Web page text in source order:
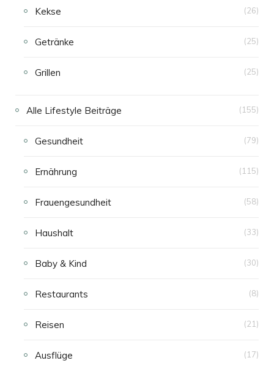
Kekse (26)
Getränke (25)
Grillen (25)
Alle Lifestyle Beiträge (155)
Gesundheit (79)
Ernährung (115)
Frauengesundheit (58)
Haushalt (33)
Baby & Kind (30)
Restaurants (8)
Reisen (21)
Ausflüge (17)